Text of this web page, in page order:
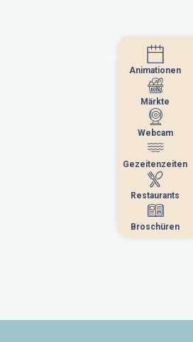
Animationen
Märkte
Webcam
Gezeitenzeiten
Restaurants
Broschüren